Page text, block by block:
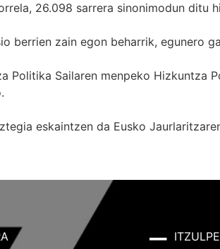
26.098 sarrera sinonimodun ditu
berrien zain egon beharrik, egunero
Politika Sailaren menpeko Hizkuntza
eskaintzen da Eusko